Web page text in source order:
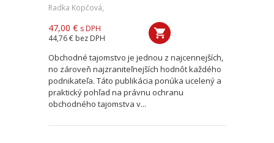
Radka Kopčová,
47,00 € s DPH
44,76 € bez DPH
Obchodné tajomstvo je jednou z najcennejších,
no zároveň najzraniteľnejších hodnôt každého
podnikateľa. Táto publikácia ponúka ucelený a
praktický pohľad na právnu ochranu
obchodného tajomstva v...